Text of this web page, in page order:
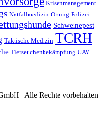
Krisenmanagement
Notfallmedizin Ortung Polizei
Schweinepest
Taktische Medizin TCRH
Tierseuchenbekämpfung UAV
| Alle Rechte vorbehalten